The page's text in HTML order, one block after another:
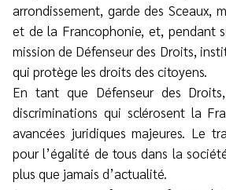
arrondissement, garde des Sceaux,
et de la Francophonie, et, pendant
mission de Défenseur des Droits,
qui protège les droits des citoyens.
En tant que Défenseur des
discriminations qui sclérosent la
avancées juridiques majeures. Le
pour l’égalité de tous dans la
plus que jamais d’actualité.